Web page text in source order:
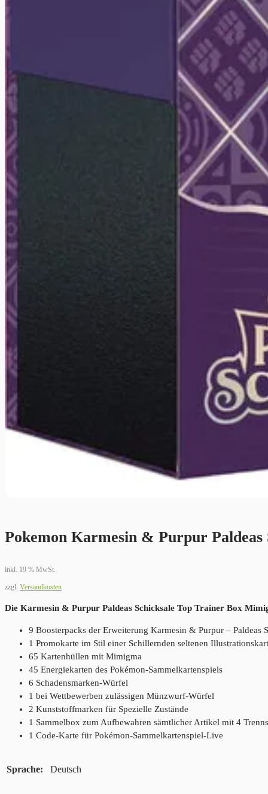
Pokemon Karmesin & Purpur
inkl. 19 % MwSt.
zzgl. Versandkosten
Die Karmesin & Purpur Paldeas Schicksale Top Trainer Box
9 Boosterpacks der Erweiterung Karmesin & Purpur – Paldeas
1 Promokarte im Stil einer Schillernden seltenen
65 Kartenhüllen mit Mimigma
45 Energiekarten des Pokémon-Sammelkartenspiels
6 Schadensmarken-Würfel
1 bei Wettbewerben zulässigen Münzwurf-Würfel
2 Kunststoffmarken für Spezielle Zustände
1 Sammelbox zum Aufbewahren sämtlicher Artikel mit 4
1 Code-Karte für Pokémon-Sammelkartenspiel-Live
Sprache Deutsch